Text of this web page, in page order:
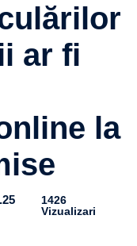
ar fi
la
1426
Vizualizari